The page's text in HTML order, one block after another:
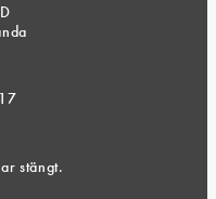
stängt.